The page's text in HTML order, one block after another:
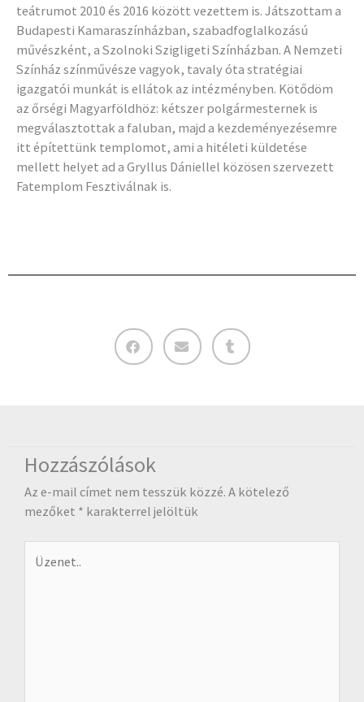
teátrumot 2010 és 2016 között vezettem is. Játszottam a
Budapesti Kamaraszínházban, szabadfoglalkozású
művészként, a Szolnoki Szigligeti Színházban. A Nemzeti
Színház színművésze vagyok, tavaly óta stratégiai
igazgatói munkát is ellátok az intézményben. Kötődöm
az őrségi Magyarföldhöz: kétszer polgármesternek is
megválasztottak a faluban, majd a kezdeményezésemre
itt építettünk templomot, ami a hitéleti küldetése
mellett helyet ad a Gryllus Dániellel közösen szervezett
Fatemplom Fesztiválnak is.
Hozzászólások
Az e-mail címet nem tesszük közzé. A kötelező
mezőket * karakterrel jelöltük